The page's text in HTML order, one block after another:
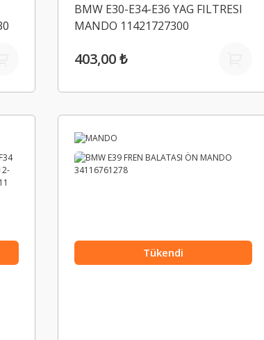
BMW E30-E34-E36 YAG FILTRESI
MANDO 11421727300
403,00 ₺
Tükendi